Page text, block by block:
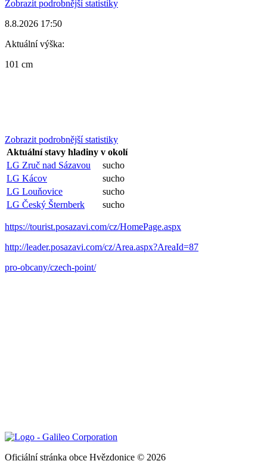
Zobrazit podrobnější statistiky
8.8.2026 17:50
Aktuální výška:
101 cm
Zobrazit podrobnější statistiky
Aktuální stavy hladiny v okolí
LG Zruč nad Sázavou
sucho
LG Kácov
sucho
LG Louňovice
sucho
LG Český Šternberk
sucho
https://tourist.posazavi.com/cz/HomePage.aspx
http://leader.posazavi.com/cz/Area.aspx?AreaId=87
pro-obcany/czech-point/
Oficiální stránka obce Hvězdonice © 2026